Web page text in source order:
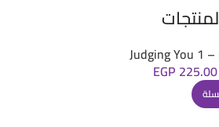
Judging You 1
EGP 225.00